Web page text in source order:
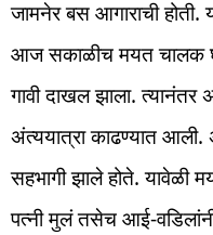
जामनेर बस आगाराची
आज सकाळीच मयत चालक
गावी दाखल झाला. त्यानंतर
अंत्ययात्रा काढण्यात
सहभागी झाले होते. यावेळी
पत्नी मुलं तसेच आई-